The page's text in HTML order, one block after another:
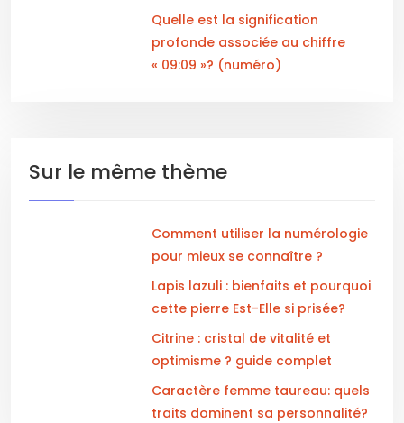
Quelle est la signification
profonde associée au chiffre
« 09:09 »? (numéro)
Sur le même thème
Comment utiliser la numérologie
pour mieux se connaître ?
Lapis lazuli : bienfaits et pourquoi
cette pierre Est-Elle si prisée?
Citrine : cristal de vitalité et
optimisme ? guide complet
Caractère femme taureau: quels
traits dominent sa personnalité?